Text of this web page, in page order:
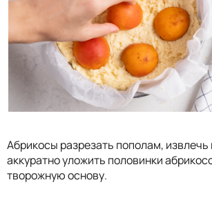
Абрикосы разрезать пополам, извлечь
аккуратно уложить половинки
творожную основу.